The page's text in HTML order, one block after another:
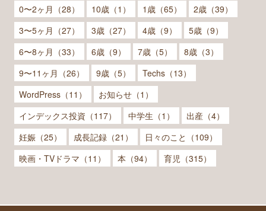
0〜2ヶ月（28） 10歳（1） 1歳（65）
2歳（39）
3〜5ヶ月（27）
3歳（27） 4歳（9）
5歳（9）
6〜8ヶ月（33）
6歳（9） 7歳（5）
8歳（3）
9〜11ヶ月（26）
9歳（5）
Techs（13）
WordPress（11）
お知らせ（1）
インデックス投資（117）
中学生（1）
出産（4）
妊娠（25）
成長記録（21）
日々のこと（109）
映画・TVドラマ（11）
本（94） 育児（315）